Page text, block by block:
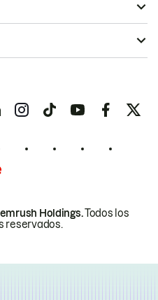
Holdings.Todos los
reservados.